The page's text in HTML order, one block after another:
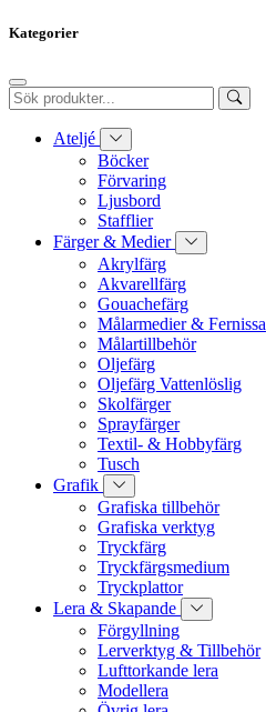
Kategorier
Ateljé
Böcker
Förvaring
Ljusbord
Stafflier
Färger & Medier
Akrylfärg
Akvarellfärg
Gouachefärg
Målarmedier & Fernissa
Målartillbehör
Oljefärg
Oljefärg Vattenlöslig
Skolfärger
Sprayfärger
Textil- & Hobbyfärg
Tusch
Grafik
Grafiska tillbehör
Grafiska verktyg
Tryckfärg
Tryckfärgsmedium
Tryckplattor
Lera & Skapande
Förgyllning
Lerverktyg & Tillbehör
Lufttorkande lera
Modellera